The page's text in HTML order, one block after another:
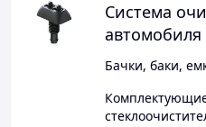
Система
автомобиля
Бачки, баки,